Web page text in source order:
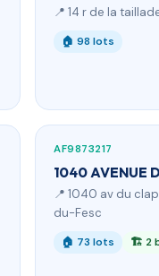
📍 14 r de la
🏠 98 lots
AF9873217
1040 AVENUE
📍 1040 av du
du-Fesc
🏠 73 lots 🏗 2